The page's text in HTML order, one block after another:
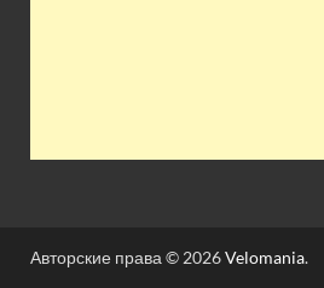
Авторские права © 2026Velomania.